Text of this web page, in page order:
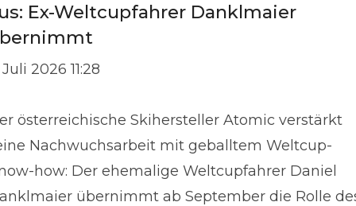
Ex-Weltcupfahrer Danklmaier
2026 11:28
österreichische Skihersteller Atomic verstärkt
Nachwuchsarbeit mit geballtem Weltcup-
how: Der ehemalige Weltcupfahrer Daniel
übernimmt ab September die Rolle